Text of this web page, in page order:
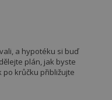
a hypotéku si buď
plán, jak byste
po krůčku přibližujte
se o soubor cookie, který slouží